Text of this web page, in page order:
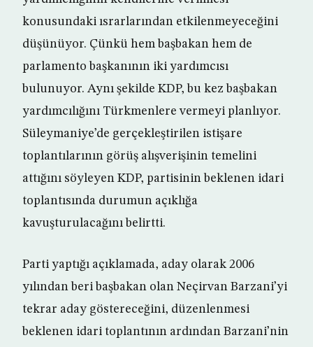
konusundaki ısrarlarından etkilenmeyeceğini
düşünüyor. Çünkü hem başbakan hem de
parlamento başkanının iki yardımcısı
bulunuyor. Aynı şekilde KDP, bu kez başbakan
yardımcılığını Türkmenlere vermeyi planlıyor.
Süleymaniye’de gerçekleştirilen istişare
toplantılarının görüş alışverişinin temelini
attığını söyleyen KDP, partisinin beklenen idari
toplantısında durumun açıklığa
kavuşturulacağını belirtti.
Parti yaptığı açıklamada, aday olarak 2006
yılından beri başbakan olan Neçirvan Barzani’yi
tekrar aday göstereceğini, düzenlenmesi
beklenen idari toplantının ardından Barzani’nin